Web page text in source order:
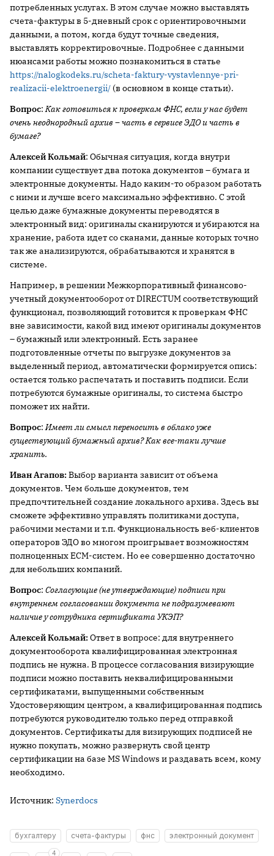
потребленных услугах. В этом случае можно выставлять
счета-фактуры в 5-дневный срок с ориентировочными
данными, а потом, когда будут точные сведения,
выставлять корректировочные. Подробнее с данными
нюансами работы можно познакомиться в статье
https://nalogkodeks.ru/scheta-faktury-vystavlennye-pri-
realizacii-elektroenergii/ (в основном в конце статьи).
Вопрос:Как готовиться к проверкам ФНС, если у нас будет
очень неоднородный архив – часть в сервисе ЭДО и часть в
бумаге?
Алексей Кольмай: Обычная ситуация, когда внутри
компании существует два потока документов – бумага и
электронные документы. Надо каким-то образом работать
с ними и лучше всего максимально эффективно. С этой
целью даже бумажные документы переводятся в
электронный вид: оригиналы сканируются и убираются на
хранение, работа идет со сканами, данные которых точно
так же анализируются, обрабатываются и хранятся в
системе.
Например, в решении Межкорпоративный финансово-
учетный документооборот от DIRECTUM соответствующий
функционал, позволяющий готовится к проверкам ФНС
вне зависимости, какой вид имеют оригиналы документов
– бумажный или электронный. Есть заранее
подготовленные отчеты по выгрузке документов за
выделенный период, автоматически формируется опись:
остается только распечатать и поставить подписи. Если
потребуются бумажные оригиналы, то система быстро
поможет их найти.
Вопрос:Имеет ли смысл переносить в облако уже
существующий бумажный архив? Как все-таки лучше
хранить.
Иван Агапов:Выбор варианта зависит от объема
документов. Чем больше документов, тем
предпочтительней создание локального архива. Здесь вы
сможете эффективно управлять политиками доступа,
рабочими местами и т.п. Функциональность веб-клиентов
операторов ЭДО во многом проигрывает возможностям
полноценных ECM-систем. Но ее совершенно достаточно
для небольших компаний.
Вопрос: Согласующие (не утверждающие) подписи при
внутреннем согласовании документа не подразумевают
наличие у сотрудника сертификата УКЭП?
Алексей Кольмай:Ответ в вопросе: для внутреннего
документооборота квалифицированная электронная
подпись не нужна. В процессе согласования визирующие
подписи можно поставить неквалифицированными
сертификатами, выпущенными собственным
Удостоверяющим центром, а квалифицированная подпись
потребуются руководителю только перед отправкой
документов. Сертификаты для визирующих подписей не
нужно покупать, можно развернуть свой центр
сертификации на базе MS Windows и раздавать всем, кому
необходимо.
Источник: Synerdocs
бухгалтеру счета-фактуры фнс электронный документ
4